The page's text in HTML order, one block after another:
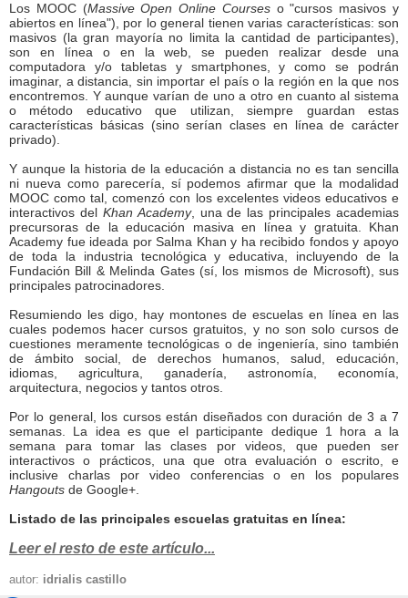
Los MOOC (Massive Open Online Courseso "cursos masivos y
abiertos en línea"), por lo general tienen varias características: son
masivos (la gran mayoría no limita la cantidad de participantes),
son en línea o en la web, se pueden realizar desde una
computadora y/o tabletas y smartphones, y como se podrán
imaginar, a distancia, sin importar el país o la región en la que nos
encontremos. Y aunque varían de uno a otro en cuanto al sistema
o método educativo que utilizan, siempre guardan estas
características básicas (sino serían clases en línea de carácter
privado).
Y aunque la historia de la educación a distancia no es tan sencilla
ni nueva como parecería, sí podemos afirmar que la modalidad
MOOC como tal, comenzó con los excelentes videos educativos e
interactivos del Khan Academy, una de las principales academias
precursoras de la educación masiva en línea y gratuita. Khan
Academy fue ideada por Salma Khan y ha recibido fondos y apoyo
de toda la industria tecnológica y educativa, incluyendo de la
Fundación Bill & Melinda Gates (sí, los mismos de Microsoft), sus
principales patrocinadores.
Resumiendo les digo, hay montones de escuelas en línea en las
cuales podemos hacer cursos gratuitos, y no son solo cursos de
cuestiones meramente tecnológicas o de ingeniería, sino también
de ámbito social, de derechos humanos, salud, educación,
idiomas, agricultura, ganadería, astronomía, economía,
arquitectura, negocios y tantos otros.
Por lo general, los cursos están diseñados con duración de 3 a 7
semanas. La idea es que el participante dedique 1 hora a la
semana para tomar las clases por videos, que pueden ser
interactivos o prácticos, una que otra evaluación o escrito, e
inclusive charlas por video conferencias o en los populares
Hangouts de Google+.
Listado de las principales escuelas gratuitas en línea:
Leer el resto de este artículo...
autor: idrialis castillo